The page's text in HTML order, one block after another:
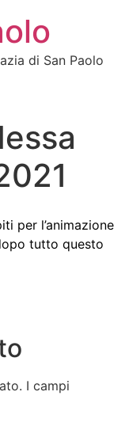
di San Paolo
per l’animazione
tutto questo
I campi